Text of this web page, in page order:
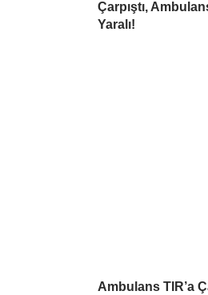
Çarpıştı,
Yaralı!
Ambulans TIR’a